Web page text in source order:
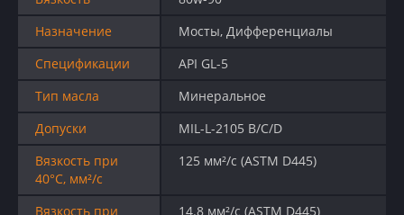
Назначение
Мосты, Дифференциалы
Спецификации
API GL-5
Тип масла
Минеральное
Допуски
MIL-L-2105 B/C/D
Вязкость при
40°C, мм²/с
125 мм²/с (ASTM D445)
Вязкость при 14.8 мм²/с (ASTM D445)